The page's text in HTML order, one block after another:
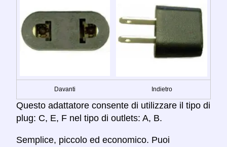
Davanti Indietro
Questo adattatore consente di utilizzare il tipo di
plug: C, E, F nel tipo di outlets: A, B.
Semplice, piccolo ed economico. Puoi